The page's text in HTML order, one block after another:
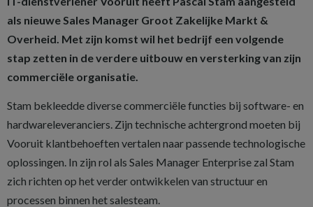
als nieuwe Sales Manager Groot Zakelijke Markt &
Overheid. Met zijn komst wil het bedrijf een volgende
stap zetten in de verdere uitbouw en versterking van zijn
commerciële organisatie.
Stam bekleedde diverse commerciële functies bij software- en
hardwareleveranciers. Zijn technische achtergrond moeten bij
Vooruit klantbehoeften vertalen naar passende technologische
oplossingen. In zijn rol als Sales Manager Enterprise zal Stam
zich richten op het verder ontwikkelen van structuur en
processen binnen het salesteam.